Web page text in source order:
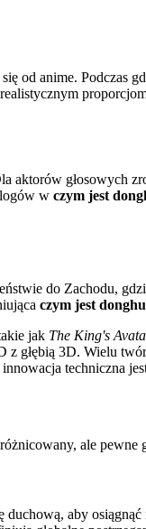
od anime. Podczas
aktorów głosowych
w czym jest
do Zachodu,
czym jest
jak The King's
z głębią 3D. Wielu
techniczna
ale pewne
aby osiągnąć